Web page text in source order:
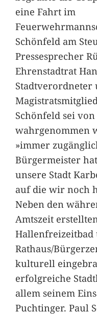
eine Fahrt im
Schönfeld am
Pressesprecher
Ehrenstadtrat
Stadtverordneter
Schönfeld sei
wahrgenommen
»immer
Bürgermeister
unsere Stadt
auf die wir noch
Neben den
Amtszeit
Hallenfreizeitbad
Rathaus/
kulturell
erfolgreiche
allem seinem
Puchtinger. Paul